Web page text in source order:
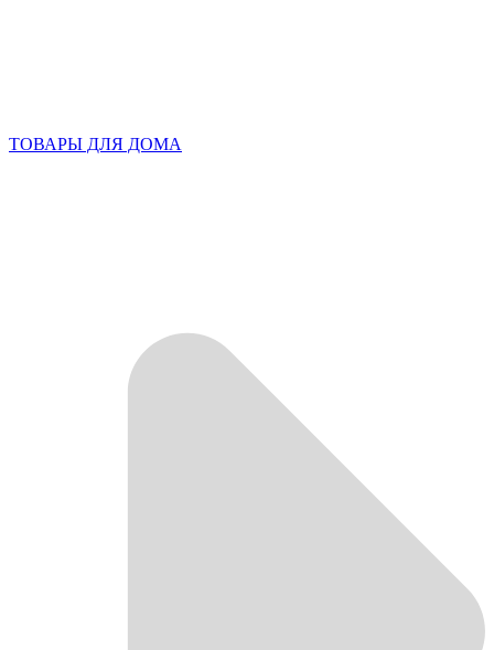
ТОВАРЫ ДЛЯ ДОМА